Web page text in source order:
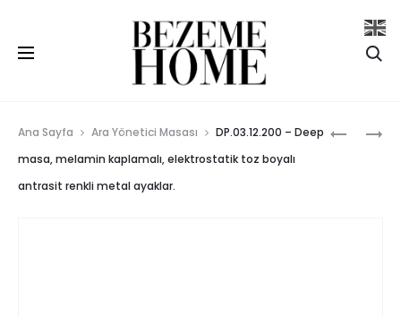
Ana Sayfa Ara Yönetici Masası
DP.03.12.200 – Deep
masa, melamin kaplamalı, elektrostatik toz boyalı
antrasit renkli metal ayaklar.